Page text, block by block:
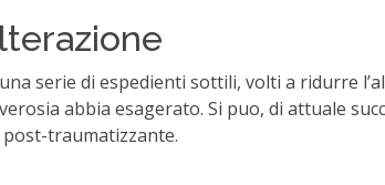
serie di espedienti sottili, volti a ridurre
abbia esagerato. Si puo, di attuale
traumatizzante.